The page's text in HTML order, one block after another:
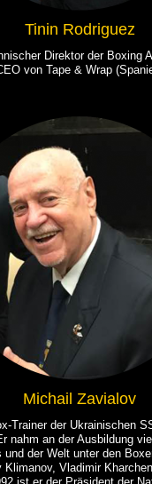
Tinin Rodriguez
Direktor der Boxing
von Tape & Wrap
Michail Zavialov
Trainer der Ukrainischen
nahm an der Ausbildung
und der Welt unter den
Klimanov, Vladimir